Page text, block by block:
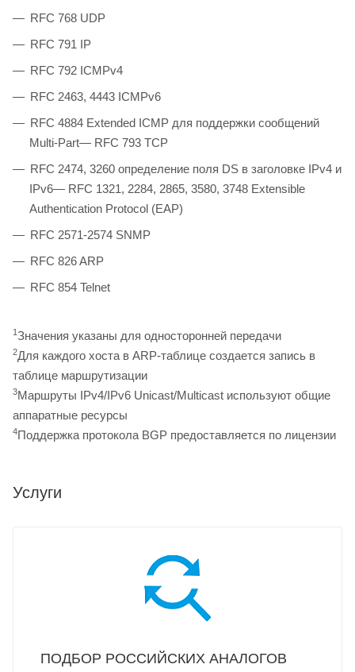
RFC 768 UDP
RFC 791 IP
RFC 792 ICMPv4
RFC 2463, 4443 ICMPv6
RFC 4884 Extended ICMP для поддержки сообщений
Multi-Part— RFC 793 TCP
RFC 2474, 3260 определение поля DS в заголовке IPv4 и
IPv6— RFC 1321, 2284, 2865, 3580, 3748 Extensible
Authentication Protocol (EAP)
RFC 2571-2574 SNMP
RFC 826 ARP
RFC 854 Telnet
1Значения указаны для односторонней передачи
2Для каждого хоста в ARP-таблице создается запись в
таблице маршрутизации
3Маршруты IPv4/IPv6 Unicast/Multicast используют общие
аппаратные ресурсы
4Поддержка протокола BGP предоставляется по лицензии
Услуги
ПОДБОР РОССИЙСКИХ АНАЛОГОВ